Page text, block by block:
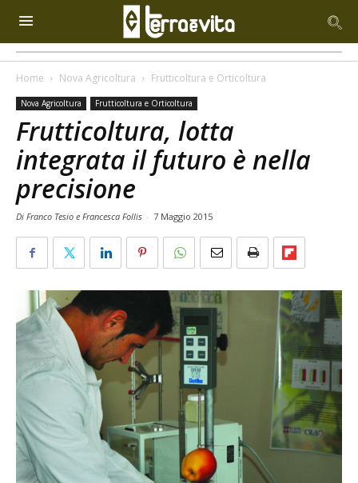
Home Nova Agricoltura Frutticoltura e Orticoltura
Nova Agricoltura Frutticoltura e Orticoltura
Frutticoltura, lotta
integrata il futuro è nella
precisione
Di Franco Tesio e Francesca Follis - 7 Maggio 2015